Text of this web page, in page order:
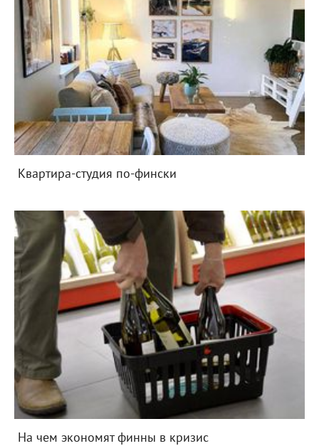
Квартира-студия по-фински
На чем экономят финны в кризис